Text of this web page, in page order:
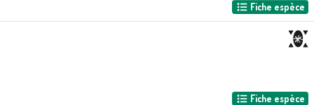
Fiche espèce
Fiche espèce